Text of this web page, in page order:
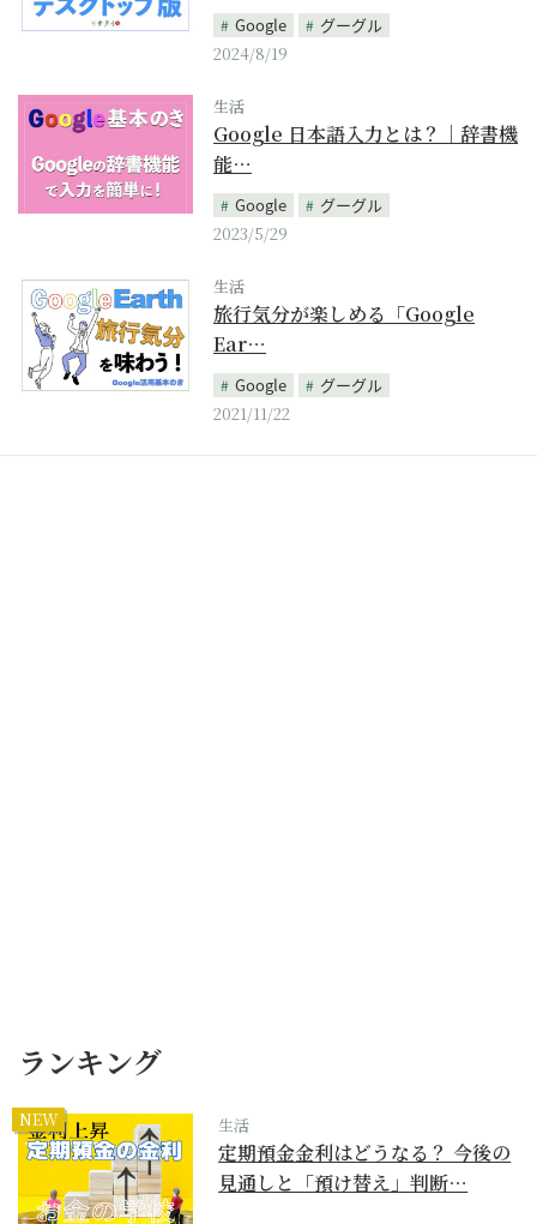
Google
グーグル
2024/8/19
生活
Google 日本語入力とは？｜辞書機
能…
Google
グーグル
2023/5/29
生活
旅行気分が楽しめる「Google
Ear…
Google
グーグル
2021/11/22
ランキング
NEW 生活
定期預金金利はどうなる？ 今後の
見通しと「預け替え」判断…